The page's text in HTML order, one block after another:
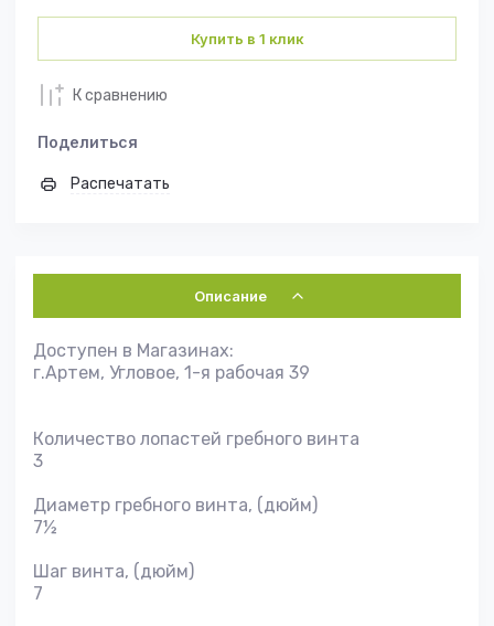
Купить в 1 клик
К сравнению
Поделиться
Распечатать
Описание
Доступен в Магазинах:
г.Артем, Угловое, 1-я рабочая 39
Количество лопастей гребного винта
3
Диаметр гребного винта, (дюйм)
7½
Шаг винта, (дюйм)
7